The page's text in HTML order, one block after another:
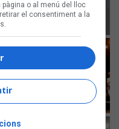
o al menú del lloc
el consentiment a la